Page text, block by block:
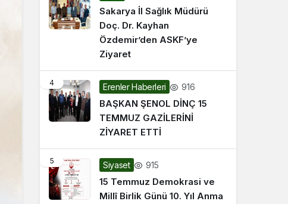
Sakarya İl Sağlık Müdürü
Doç. Dr. Kayhan
Özdemir’den ASKF’ye
Ziyaret
4 Erenler Haberleri 916
BAŞKAN ŞENOL DİNÇ 15
TEMMUZ GAZİLERİNİ
ZİYARET ETTİ
5 Siyaset 915
15 Temmuz Demokrasi ve
Millî Birlik Günü 10. Yıl Anma